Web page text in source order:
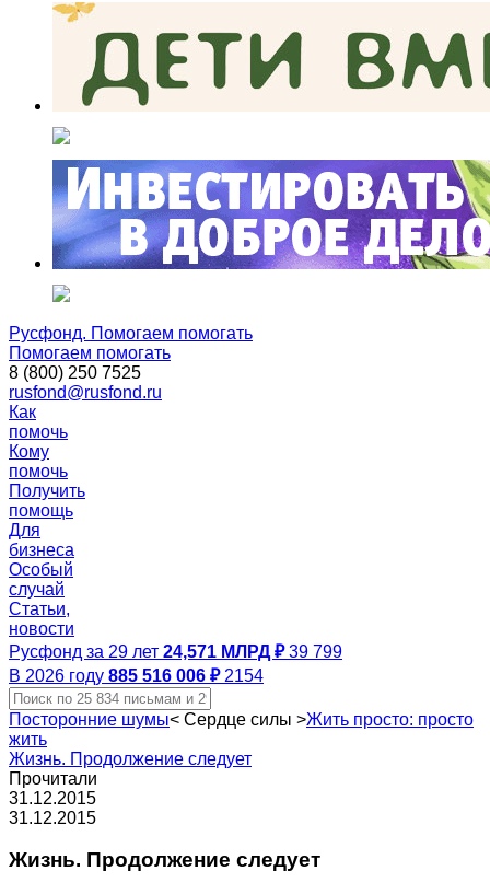
Русфонд. Помогаем помогать
Помогаем помогать
8 (800) 250 7525
rusfond@rusfond.ru
Как
помочь
Кому
помочь
Получить
помощь
Для
бизнеса
Особый
случай
Статьи,
новости
Русфонд за 29 лет 24,571 МЛРД ₽ 39 799
В 2026 году 885 516 006 ₽ 2154
Посторонние шумы< Сердце силы >Жить просто: просто
жить
Жизнь. Продолжение следует
Прочитали
31.12.2015
31.12.2015
Жизнь. Продолжение следует